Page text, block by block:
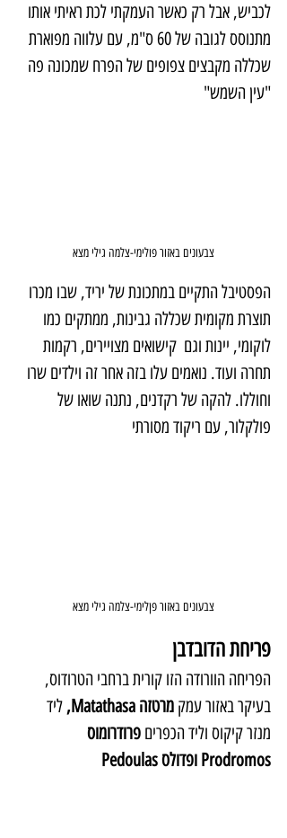
לכביש, אבל רק כאשר העמקתי לכת ראיתי אותו
מתנוסס לגובה של 60 ס"מ, עם עלווה מפוארת
שכללה מקבצים צפופים של הפרח שמכונה פה
"עין השמש"
צבעונים באזור פולימי-צלמה גילי מצא
הפסטיבל התקיים במתכונת של יריד, שבו מכרו
תוצרת מקומית שכללה גבינות, ממתקים כמו
לוקומי, יינות וגם  קישואים מצויירים, רקמות
תחרה ועוד. נואמים עלו בזה אחר זה וילדים שרו
וחוללו. להקה של רקדנים, נתנה שואו של
פולקלור, עם ריקוד מסורתי
צבעונים באזור פןלימי-צלמה גילי מצא
פריחת הדובדבן
הפריחה הוורודה הזו קורית ברחבי הטרודוס,
בעיקר באזור עמק מרטזה Matathasa,
ליד
מנזר קיקוס וליד הכפרים פרודרומוס
Prodromos ופדולס Pedoulas